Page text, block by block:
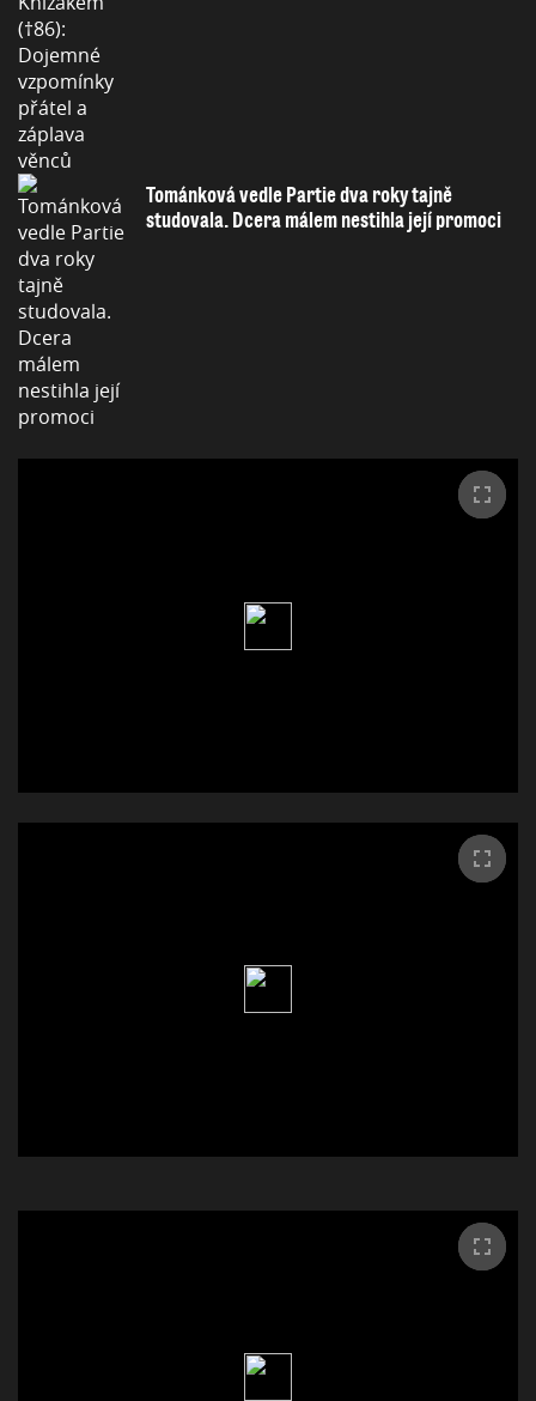
Tománková vedle Partie dva roky tajně
studovala. Dcera málem nestihla její promoci